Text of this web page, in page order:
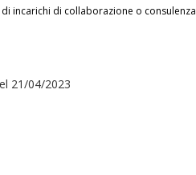
incarichi di collaborazione o consulenza
21/04/2023